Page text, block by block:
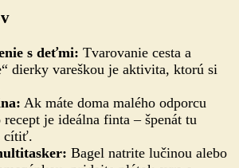
s deťmi: Tvarovanie cesta a
dierky vareškou je aktivita, ktorú si
Ak máte doma malého odporcu
recept je ideálna finta – špenát tu
cítiť.
Bagel natrite lučinou alebo